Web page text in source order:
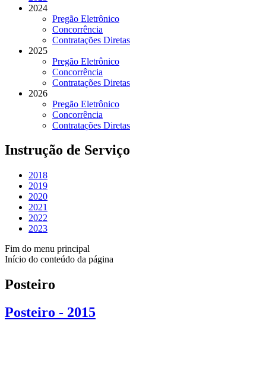
2024
Pregão Eletrônico
Concorrência
Contratações Diretas
2025
Pregão Eletrônico
Concorrência
Contratações Diretas
2026
Pregão Eletrônico
Concorrência
Contratações Diretas
Instrução de Serviço
2018
2019
2020
2021
2022
2023
Fim do menu principal
Início do conteúdo da página
Posteiro
Posteiro - 2015